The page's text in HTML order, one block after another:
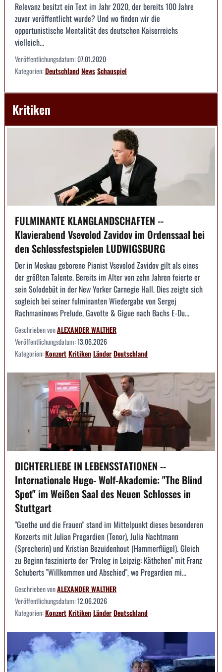
Relevanz besitzt ein Text im Jahr 2020, der bereits 100 Jahre
zuvor veröffentlicht wurde? Und wo finden wir die
opportunistische Mentalität des deutschen Kaiserreichs
vielleich...
Veröffentlichungsdatum:07.01.2020
Kategorien:DeutschlandNewsSchauspiel
Kritiken
FULMINANTE KLANGLANDSCHAFTEN --
Klavierabend Vsevolod Zavidov im Ordenssaal bei
den Schlossfestspielen LUDWIGSBURG
Der in Moskau geborene Pianist Vsevolod Zavidov gilt als eines
der größten Talente. Bereits im Alter von zehn Jahren feierte er
sein Solodebüt in der New Yorker Carnegie Hall. Dies zeigte sich
sogleich bei seiner fulminanten Wiedergabe von Sergej
Rachmaninows Prelude, Gavotte & Gigue nach Bachs E-Du...
Geschrieben vonALEXANDER WALTHER
Veröffentlichungsdatum:13.06.2026
Kategorien:KonzertKritikenLänderDeutschland
DICHTERLIEBE IN LEBENSSTATIONEN --
Internationale Hugo- Wolf-Akademie: "The Blind
Spot" im Weißen Saal des Neuen Schlosses in
Stuttgart
"Goethe und die Frauen" stand im Mittelpunkt dieses besonderen
Konzerts mit Julian Pregardien (Tenor), Julia Nachtmann
(Sprecherin) und Kristian Bezuidenhout (Hammerflügel). Gleich
zu Beginn faszinierte der "Prolog in Leipzig: Käthchen" mit Franz
Schuberts "Willkommen und Abschied", wo Pregardien mi...
Geschrieben vonALEXANDER WALTHER
Veröffentlichungsdatum:12.06.2026
Kategorien:KonzertKritikenLänderDeutschland